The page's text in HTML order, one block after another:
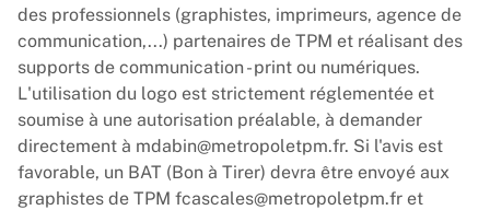
des professionnels (graphistes, imprimeurs, agence de
communication,...) partenaires de TPM et réalisant des
supports de communication - print ou numériques.
L'utilisation du logo est strictement réglementée et
soumise à une autorisation préalable, à demander
directement à mdabin@metropoletpm.fr. Si l'avis est
favorable, un BAT (Bon à Tirer) devra être envoyé aux
graphistes de TPM fcascales@metropoletpm.fr et